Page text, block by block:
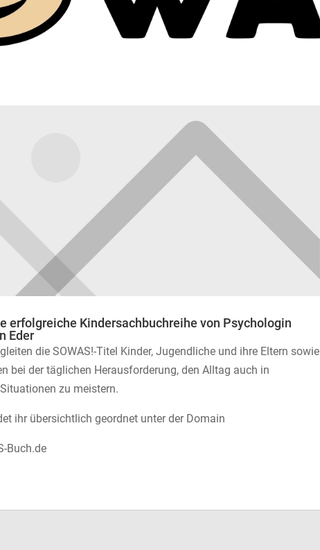
erfolgreiche Kindersachbuchreihe von Psychologin
Eder
die SOWAS!-Titel Kinder, Jugendliche und ihre Eltern sowie
bei der täglichen Herausforderung, den Alltag auch in
zu meistern.
ihr übersichtlich geordnet unter der Domain
Buch.de